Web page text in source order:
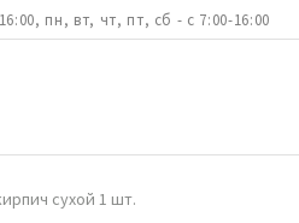
пн, вт, чт, пт, сб - с 7:00-16:00
сухой 1 шт.